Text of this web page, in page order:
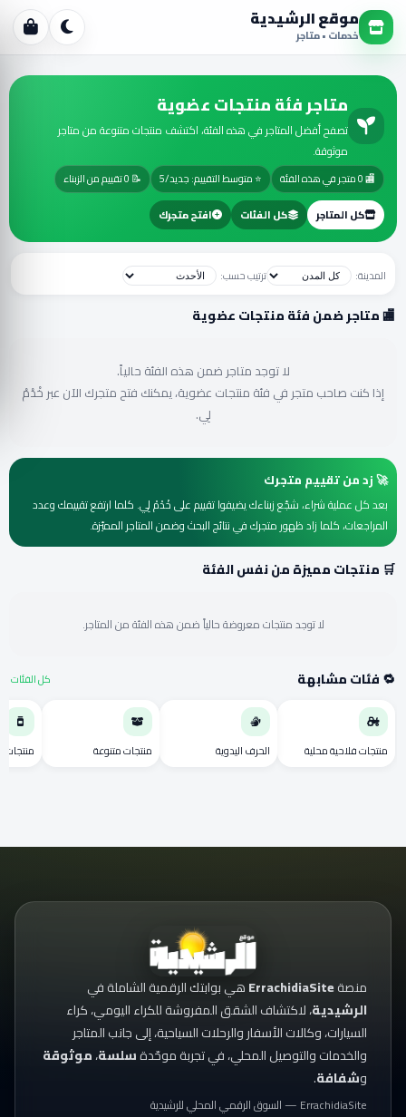
موقع الرشيدية
خدمات • متاجر
متاجر فئة منتجات عضوية
تصفح أفضل المتاجر في هذه الفئة، اكتشف منتجات متنوعة من متاجر
موثوقة.
🏬 0 متجر في هذه الفئة ⭐ متوسط التقييم: جديد/5
📝 0 تقييم من الزبناء
كل المتاجر
كل الفئات افتح متجرك
المدينة: ترتيب حسب:
🏬 متاجر ضمن فئة منتجات عضوية
لا توجد متاجر ضمن هذه الفئة حالياً.
إذا كنت صاحب متجر في فئة منتجات عضوية، يمكنك فتح متجرك الآن عبر خْدْمْ
لِي.
🚀 زد من تقييم متجرك
بعد كل عملية شراء، شجّع زبناءك يضيفوا تقييم على خْدْمْ لِي. كلما ارتفع تقييمك وعدد
المراجعات، كلما زاد ظهور متجرك في نتائج البحث وضمن المتاجر المميّزة.
🛒 منتجات مميزة من نفس الفئة
لا توجد منتجات معروضة حالياً ضمن هذه الفئة من المتاجر.
🔁 فئات مشابهة كل الفئات
منتجات فلاحية محلية الحرف اليدوية منتجات متنوعة منتجات
منصةErrachidiaSiteهي بوابتك الرقمية الشاملة في
الرشيدية، لاكتشاف الشقق المفروشة للكراء اليومي، كراء
السيارات، وكالات الأسفار والرحلات السياحية، إلى جانب المتاجر
والخدمات والتوصيل المحلي، في تجربة موحّدةسلسة،موثوقة
وشفافة.
ErrachidiaSite — السوق الرقمي المحلي للرشيدية